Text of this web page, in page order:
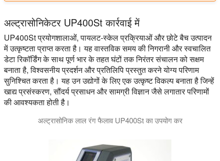
अल्ट्रासोनिकेटर UP400St कार्रवाई में
UP400St प्रयोगशालाओं, पायलट-स्केल प्रक्रियाओं और छोटे बैच उत्पादन
में उत्कृष्टता प्राप्त करता है। यह वास्तविक समय की निगरानी और स्वचालित
डेटा रिकॉर्डिंग के साथ पूर्ण भार के तहत घंटों तक निरंतर संचालन को सक्षम
बनाता है, विश्वसनीय प्रदर्शन और प्रतिलिपि प्रस्तुत करने योग्य परिणाम
सुनिश्चित करता है। यह उन उद्योगों के लिए एक उत्कृष्ट विकल्प बनाता है जिन्हें
खाद्य प्रसंस्करण, सौंदर्य प्रसाधन और सामग्री विज्ञान जैसे लगातार परिणामों
की आवश्यकता होती है।
अल्ट्रासोनिक लाल रंग फैलाव UP400St का उपयोग कर